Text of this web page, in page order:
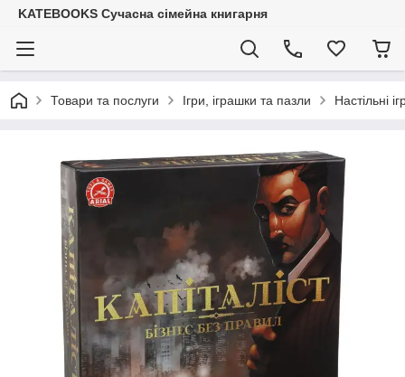
KATEBOOKS Сучасна сімейна книгарня
Товари та послуги Ігри, іграшки та пазли Настільні